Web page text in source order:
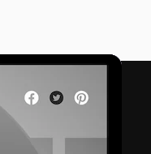
Empresa